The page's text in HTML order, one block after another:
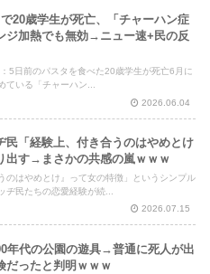
20歳学生が死亡、「チャーハン症
ジ加熱でも無効→ニュー速+民の反
5日前のパスタを食べた20歳学生が死亡6月に
ている「チャーハン...
2026.06.04
民「経験上、付き合うのはやめとけ
出す→まさかの共感の嵐ｗｗｗ
のはやめとけ』って女の特徴」というシンプル
ヂ民たちの恋愛経験が続...
2026.07.15
年代の公園の遊具→普通に死人が出
だったと判明ｗｗｗ